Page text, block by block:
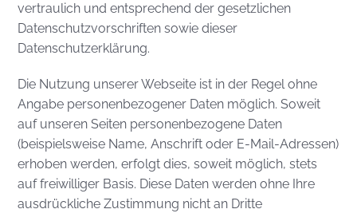
vertraulich und entsprechend der gesetzlichen
Datenschutzvorschriften sowie dieser
Datenschutzerklärung.
Die Nutzung unserer Webseite ist in der Regel ohne
Angabe personenbezogener Daten möglich. Soweit
auf unseren Seiten personenbezogene Daten
(beispielsweise Name, Anschrift oder E-Mail-Adressen)
erhoben werden, erfolgt dies, soweit möglich, stets
auf freiwilliger Basis. Diese Daten werden ohne Ihre
ausdrückliche Zustimmung nicht an Dritte